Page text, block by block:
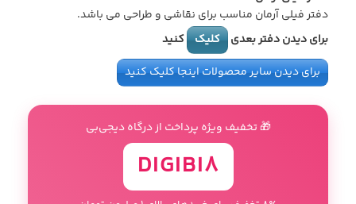
دفتر فیلی آرمان مناسب برای نقاشی و طراحی می باشد.
برای دیدن دفتر بعدی
کلیک کنید
برای دیدن سایر محصولات اینجا کلیک کنید
🎁 تخفیف ویژه پرداخت از درگاه دیجی‌بی
DIGIBI8